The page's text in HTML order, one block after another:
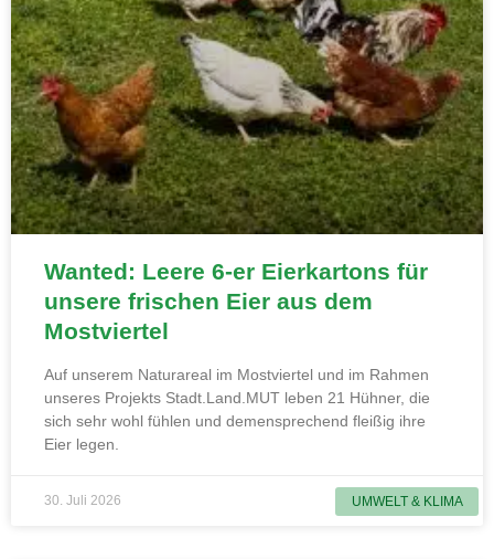
UMWELT & KLIMA
Wanted: Leere 6-er Eierkartons für
unsere frischen Eier aus dem
Mostviertel
Auf unserem Naturareal im Mostviertel und im Rahmen
unseres Projekts Stadt.Land.MUT leben 21 Hühner, die
sich sehr wohl fühlen und demensprechend fleißig ihre
Eier legen.
30. Juli 2026